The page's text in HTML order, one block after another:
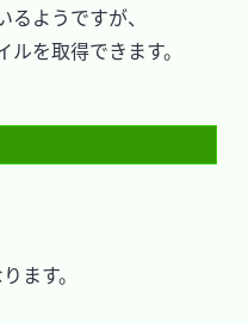
ようですが、
ルを取得できます。
ます。